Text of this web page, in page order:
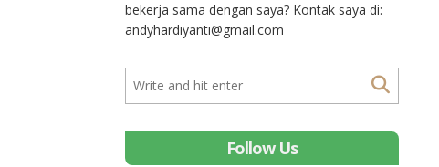
bekerja sama dengan saya? Kontak saya di:
andyhardiyanti@gmail.com
Follow Us